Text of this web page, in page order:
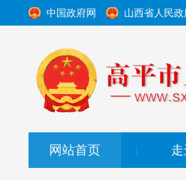
中国政府网 山西省人民政
网站首页